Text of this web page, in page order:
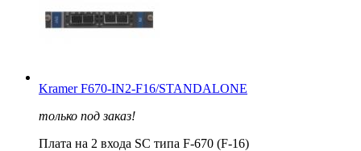
Kramer F670-IN2-F16/STANDALONE
только под заказ!
Плата на 2 входа SC типа F-670 (F-16)